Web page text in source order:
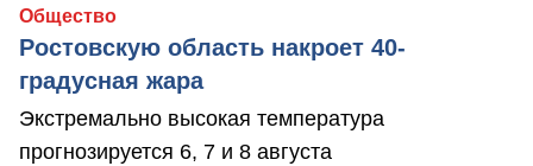
Общество
Ростовскую область накроет 40-
градусная жара
Экстремально высокая температура
прогнозируется 6, 7 и 8 августа